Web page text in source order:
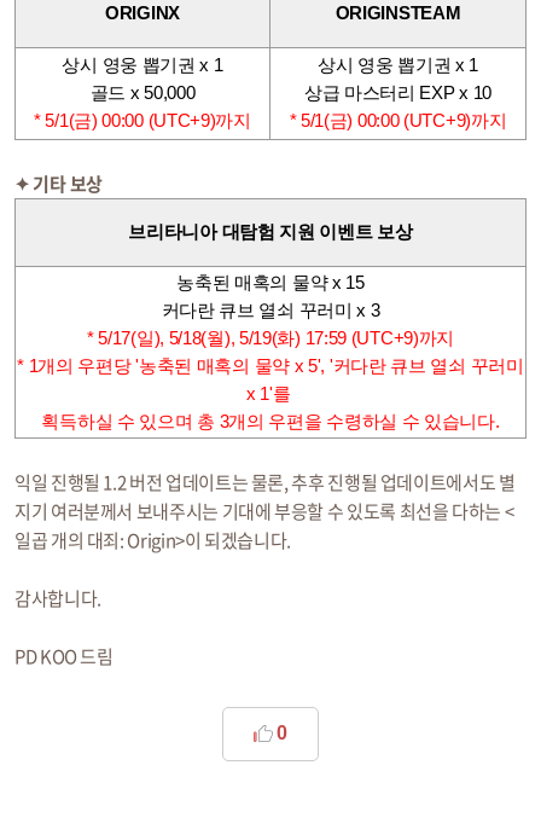
ORIGINX ORIGINSTEAM
상시 영웅 뽑기권 x 1
골드 x 50,000
* 5/1(금) 00:00 (UTC+9)까지
상시 영웅 뽑기권 x 1
상급 마스터리 EXP x 10
* 5/1(금) 00:00 (UTC+9)까지
✦ 기타 보상
브리타니아 대탐험 지원 이벤트 보상
농축된 매혹의 물약 x 15
커다란 큐브 열쇠 꾸러미 x 3
* 5/17(일), 5/18(월), 5/19(화) 17:59 (UTC+9)까지
* 1개의 우편당 '농축된 매혹의 물약 x 5', '커다란 큐브 열쇠 꾸러미
x 1'를
획득하실 수 있으며 총 3개의 우편을 수령하실 수 있습니다.
익일 진행될 1.2 버전 업데이트는 물론, 추후 진행될 업데이트에서도 별
지기 여러분께서 보내주시는 기대에 부응할 수 있도록 최선을 다하는 <
일곱 개의 대죄: Origin>이 되겠습니다.
감사합니다.
PD KOO 드림
0